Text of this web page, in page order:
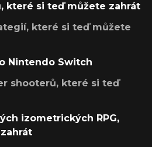
které si teď můžete zahrát
které si teď můžete
Nintendo Switch
shooterů, které si teď
izometrických RPG,